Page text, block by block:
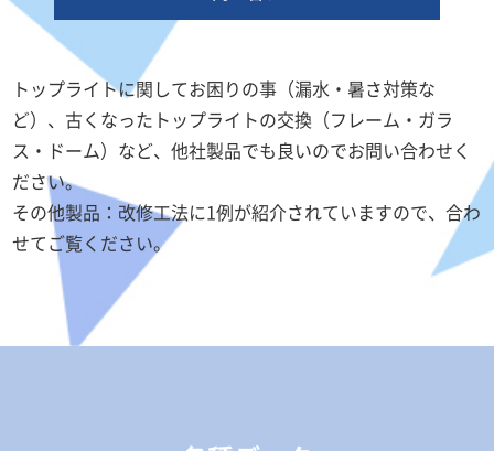
トップライトに関してお困りの事（漏水・暑さ対策な
ど）、古くなったトップライトの交換（フレーム・ガラ
ス・ドーム）など、他社製品でも良いのでお問い合わせく
ださい。
その他製品：改修工法に1例が紹介されていますので、合わ
せてご覧ください。